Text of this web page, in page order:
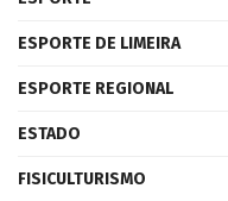
ESPORTE DE LIMEIRA
ESPORTE REGIONAL
ESTADO
FISICULTURISMO